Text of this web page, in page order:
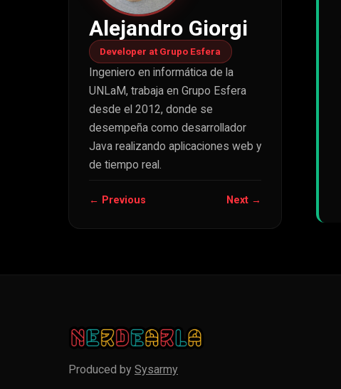
Alejandro Giorgi
Developer at Grupo Esfera
Ingeniero en informática de la
UNLaM, trabaja en Grupo Esfera
desde el 2012, donde se
desempeña como desarrollador
Java realizando aplicaciones web y
de tiempo real.
← Previous Next →
Produced by Sysarmy